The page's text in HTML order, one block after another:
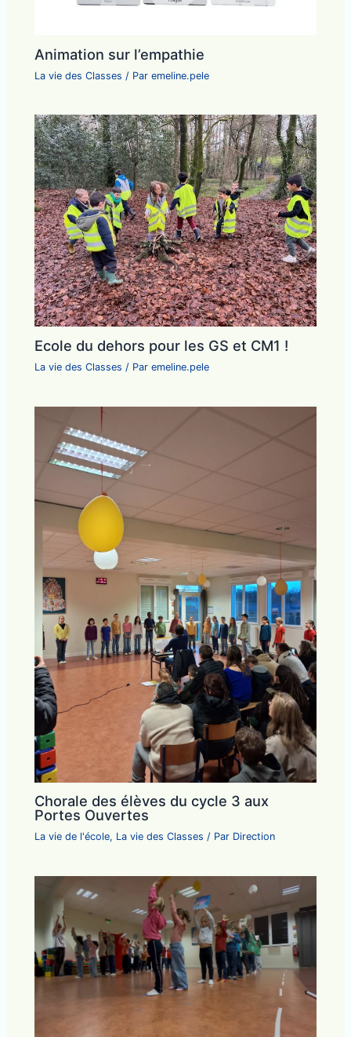
Animation sur l’empathie
La vie des Classes / Paremeline.pele
Ecole du dehors pour les GS et CM1 !
La vie des Classes / Paremeline.pele
Chorale des élèves du cycle 3 aux
Portes Ouvertes
La vie de l'école, La vie des Classes / Par Direction